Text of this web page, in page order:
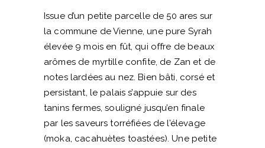
Issue d’un petite parcelle de 50 ares sur
la commune de Vienne, une pure Syrah
élevée 9 mois en fût, qui offre de beaux
arômes de myrtille confite, de Zan et de
notes lardées au nez. Bien bâti, corsé et
persistant, le palais s’appuie sur des
tanins fermes, souligné jusqu’en finale
par les saveurs torréfiées de l’élevage
(moka, cacahuètes toastées). Une petite